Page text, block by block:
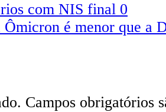
com NIS final 0
é menor que a
Campos obrigatórios